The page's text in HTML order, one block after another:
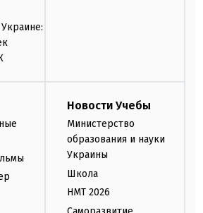
Новости Учебы
Министерство
образования и науки
Украины
Школа
НМТ 2026